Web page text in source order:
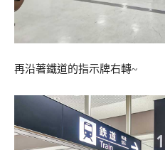
再沿著鐵道的指示牌右轉~